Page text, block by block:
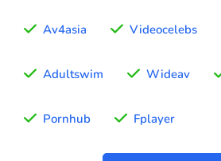
Av4asia Videocelebs
Adultswim Wideav
Pornhub Fplayer